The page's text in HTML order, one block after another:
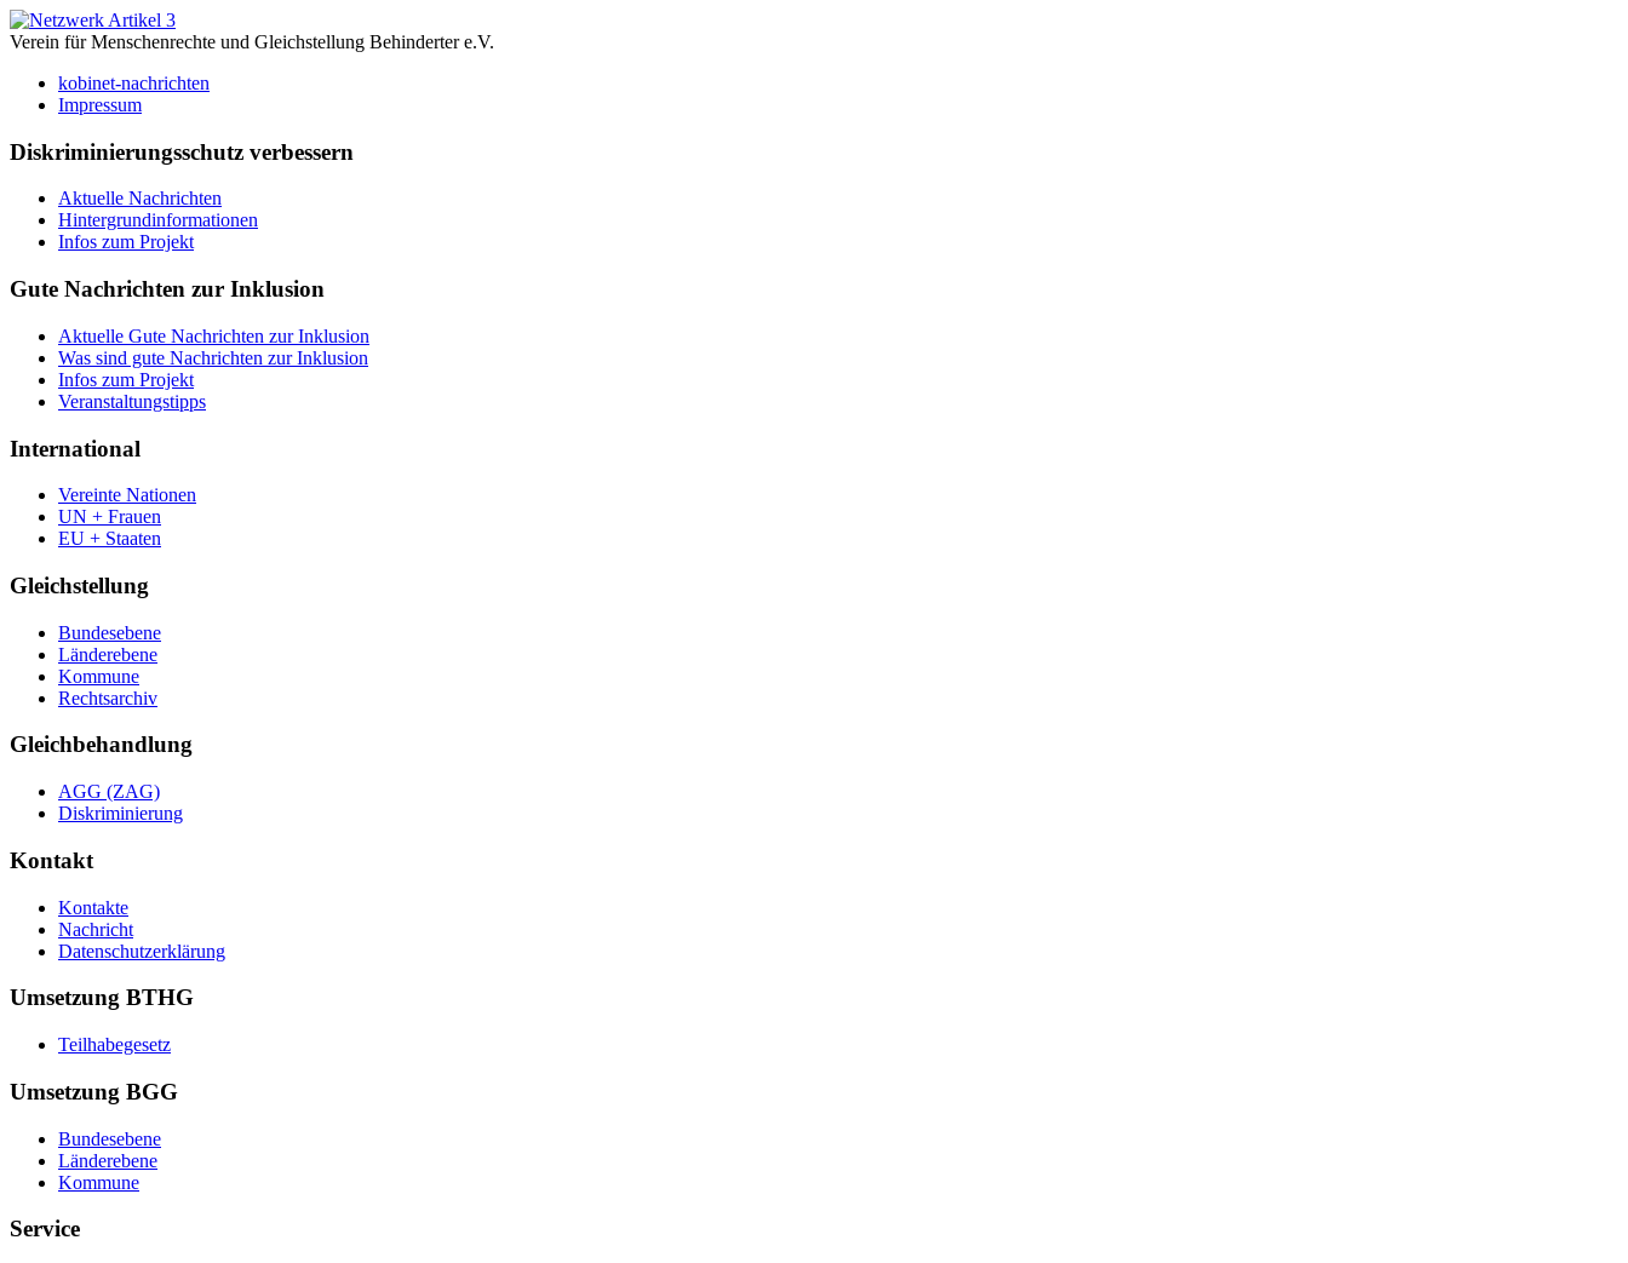
Verein für Menschenrechte und Gleichstellung Behinderter e.V.
kobinet-nachrichten
Impressum
Diskriminierungsschutz verbessern
Aktuelle Nachrichten
Hintergrundinformationen
Infos zum Projekt
Gute Nachrichten zur Inklusion
Aktuelle Gute Nachrichten zur Inklusion
Was sind gute Nachrichten zur Inklusion
Infos zum Projekt
Veranstaltungstipps
International
Vereinte Nationen
UN + Frauen
EU + Staaten
Gleichstellung
Bundesebene
Länderebene
Kommune
Rechtsarchiv
Gleichbehandlung
AGG (ZAG)
Diskriminierung
Kontakt
Kontakte
Nachricht
Datenschutzerklärung
Umsetzung BTHG
Teilhabegesetz
Umsetzung BGG
Bundesebene
Länderebene
Kommune
Service